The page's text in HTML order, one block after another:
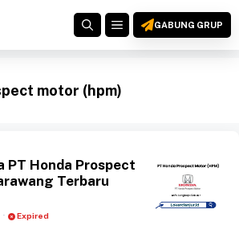
MENUGABUNG GRUP
motor (hpm)
PT Honda Prospect
Terbaru
· Expired